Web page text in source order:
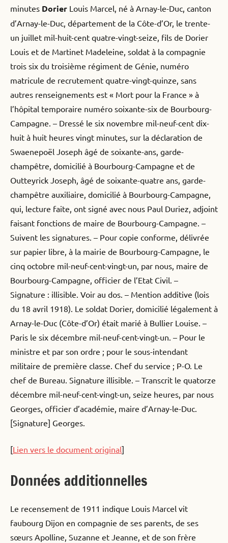
minutes Dorier Louis Marcel, né à Arnay-le-Duc, canton
d’Arnay-le-Duc, département de la Côte-d’Or, le trente-
un juillet mil-huit-cent quatre-vingt-seize, fils de Dorier
Louis et de Martinet Madeleine, soldat à la compagnie
trois six du troisième régiment de Génie, numéro
matricule de recrutement quatre-vingt-quinze, sans
autres renseignements est « Mort pour la France » à
l’hôpital temporaire numéro soixante-six de Bourbourg-
Campagne. – Dressé le six novembre mil-neuf-cent dix-
huit à huit heures vingt minutes, sur la déclaration de
Swaenepoël Joseph âgé de soixante-ans, garde-
champêtre, domicilié à Bourbourg-Campagne et de
Outteyrick Joseph, âgé de soixante-quatre ans, garde-
champêtre auxiliaire, domicilié à Bourbourg-Campagne,
qui, lecture faite, ont signé avec nous Paul Duriez, adjoint
faisant fonctions de maire de Bourbourg-Campagne. –
Suivent les signatures. – Pour copie conforme, délivrée
sur papier libre, à la mairie de Bourbourg-Campagne, le
cinq octobre mil-neuf-cent-vingt-un, par nous, maire de
Bourbourg-Campagne, officier de l’Etat Civil. –
Signature : illisible. Voir au dos. – Mention additive (lois
du 18 avril 1918). Le soldat Dorier, domicilié légalement à
Arnay-le-Duc (Côte-d’Or) était marié à Bullier Louise. –
Paris le six décembre mil-neuf-cent-vingt-un. – Pour le
ministre et par son ordre ; pour le sous-intendant
militaire de première classe. Chef du service ; P-O. Le
chef de Bureau. Signature illisible. – Transcrit le quatorze
décembre mil-neuf-cent-vingt-un, seize heures, par nous
Georges, officier d’académie, maire d’Arnay-le-Duc.
[Signature] Georges.
[Lien vers le document original]
Données additionnelles
Le recensement de 1911 indique Louis Marcel vit
faubourg Dijon en compagnie de ses parents, de ses
sœurs Apolline, Suzanne et Jeanne, et de son frère